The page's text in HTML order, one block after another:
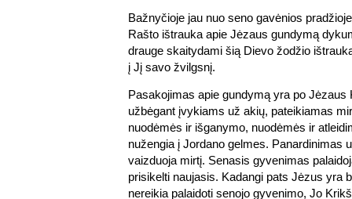
Bažnyčioje jau nuo seno gavėnios
Rašto ištrauka apie Jėzaus gundymą
drauge skaitydami šią Dievo žodžio
į Jį savo žvilgsnį.
Pasakojimas apie gundymą yra po Jėzaus
užbėgant įvykiams už akių, pateikiamas
nuodėmės ir išganymo, nuodėmės ir
nužengia į Jordano gelmes. Panardinimas
vaizduoja mirtį. Senasis gyvenimas
prisikelti naujasis. Kadangi pats Jėzus yra
nereikia palaidoti senojo gyvenimo, Jo